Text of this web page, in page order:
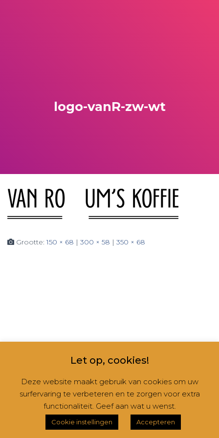
logo-vanR-zw-wt
Grootte:150 × 68 | 300 × 58 | 350 × 68
CONTACT NIEUWSBRIEVEN RUBRIEKEN
Hestia | Ontwikkeld doorThemeIsle
Let op, cookies!
Deze website maakt gebruik van cookies om uw
surfervaring te verbeteren en te zorgen voor extra
functionaliteit. Geef aan wat u wenst.
Cookie instellingen Accepteren